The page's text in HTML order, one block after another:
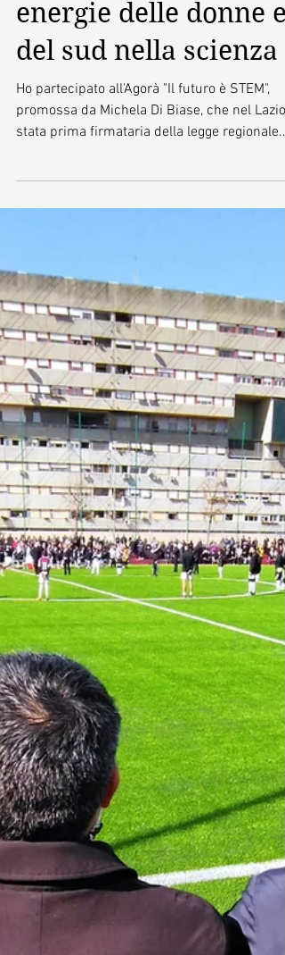
liberiamo tutte le
energie delle donne e
del sud nella scienza
Ho partecipato all'Agorà "Il futuro è STEM",